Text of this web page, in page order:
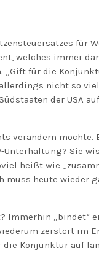
für
welches immer
für die
nicht so
Südstaaten der USA auf
verändern möchte.
Unterhaltung? Sie
heißt wie
muss heute wieder
Immerhin „bindet“
zerstört im
die Konjunktur auf